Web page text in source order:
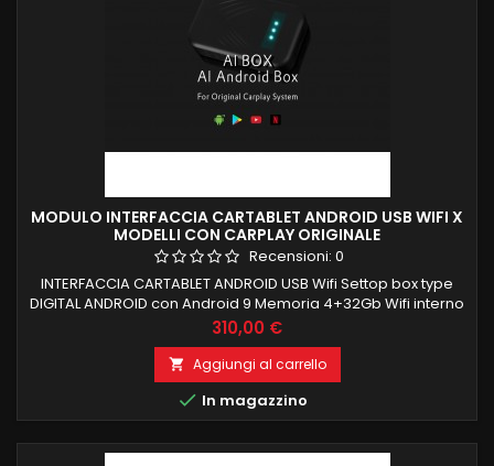
MODULO INTERFACCIA CARTABLET ANDROID USB WIFI X
MODELLI CON CARPLAY ORIGINALE
Recensioni: 0
INTERFACCIA CARTABLET ANDROID USB Wifi Settop box type
DIGITAL ANDROID con Android 9 Memoria 4+32Gb Wifi interno
Il segnale digitale in uscita è direttamente collegato al
monitor OEM delle vettura tramite interfaccia Carplay per
ottenere una qualità dell'immagine ad altissima definizione.
Nessuna installazione richiesta, Plug&amp;Play tramite la
porta...
Prezzo
310,00 €
 Aggiungi al carrello
 In magazzino